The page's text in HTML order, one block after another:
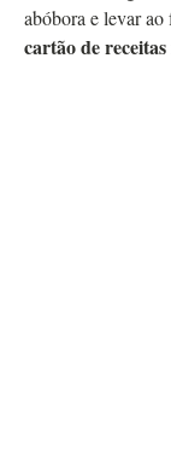
abóbora e levar ao
cartão de